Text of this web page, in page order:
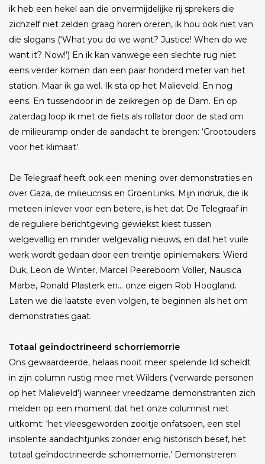
ik heb een hekel aan die onvermijdelijke rij sprekers die
zichzelf niet zelden graag horen oreren, ik hou ook niet van
die slogans (‘What you do we want? Justice! When do we
want it? Now!’) En ik kan vanwege een slechte rug niet
eens verder komen dan een paar honderd meter van het
station. Maar ik ga wel. Ik sta op het Malieveld. En nog
eens. En tussendoor in de zeikregen op de Dam. En op
zaterdag loop ik met de fiets als rollator door de stad om
de milieuramp onder de aandacht te brengen: ‘Grootouders
voor het klimaat’.
De Telegraaf heeft ook een mening over demonstraties en
over Gaza, de milieucrisis en GroenLinks. Mijn indruk, die ik
meteen inlever voor een betere, is het dat De Telegraaf in
de reguliere berichtgeving gewiekst kiest tussen
welgevallig en minder welgevallig nieuws, en dat het vuile
werk wordt gedaan door een treintje opiniemakers: Wierd
Duk, Leon de Winter, Marcel Peereboom Voller, Nausica
Marbe, Ronald Plasterk en… onze eigen Rob Hoogland.
Laten we die laatste even volgen, te beginnen als het om
demonstraties gaat.
Totaal geïndoctrineerd schorriemorrie
Ons gewaardeerde, helaas nooit meer spelende lid scheldt
in zijn column rustig mee met Wilders (‘verwarde personen
op het Malieveld’) wanneer vreedzame demonstranten zich
melden op een moment dat het onze columnist niet
uitkomt: ‘het vleesgeworden zooitje onfatsoen, een stel
insolente aandachtjunks zonder enig historisch besef, het
totaal geïndoctrineerde schorriemorrie.’ Demonstreren